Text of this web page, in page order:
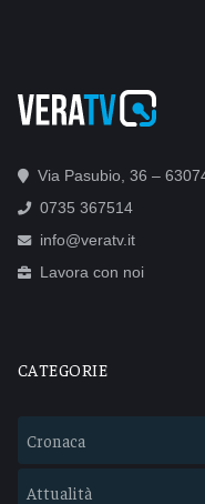
Via Pasubio, 36 –
0735 367514
info@veratv.it
Lavora con noi
CATEGORIE
Cronaca
Attualità